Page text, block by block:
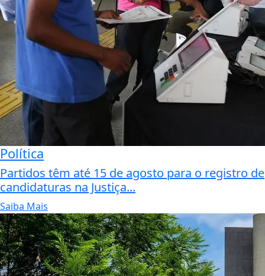
Política
Partidos têm até 15 de agosto para o registro de
candidaturas na Justiça...
Saiba Mais